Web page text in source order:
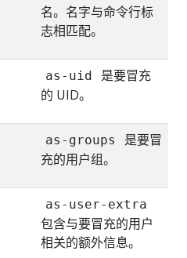
名。名字与命令行标
志相匹配。
as-uid
是要冒充
的 UID。
as-groups
是要冒
充的用户组。
as-user-extra
包含与要冒充的用户
相关的额外信息。